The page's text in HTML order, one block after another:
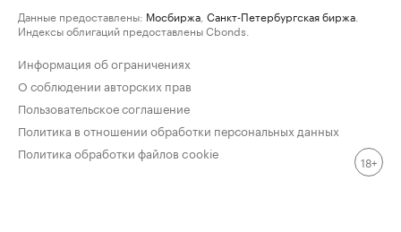
Данные предоставлены: Мосбиржа Санкт-Петербургская биржа
Индексы облигаций предоставлены Cbonds.
Информация об ограничениях
О соблюдении авторских прав
Пользовательское соглашение
Политика в отношении обработки персональных данных
Политика обработки файлов cookie
18+